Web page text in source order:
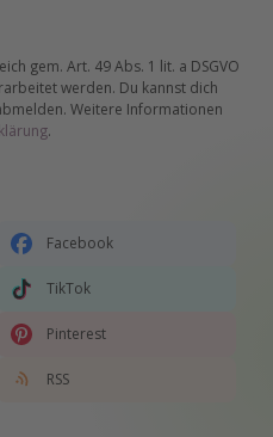
gem. Art. 49 Abs. 1 lit. a DSGVO
werden. Du kannst dich
Weitere Informationen
.
Facebook
TikTok
Pinterest
RSS